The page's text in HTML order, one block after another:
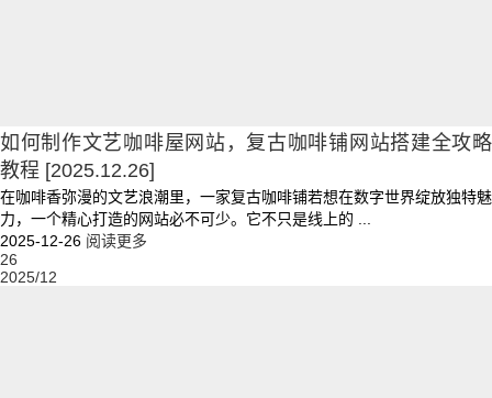
如何制作文艺咖啡屋网站，复古咖啡铺网站搭建全攻略
教程 [2025.12.26]
在咖啡香弥漫的文艺浪潮里，一家复古咖啡铺若想在数字世界绽放独特魅
力，一个精心打造的网站必不可少。它不只是线上的 ...
2025-12-26 阅读更多
26
2025/12